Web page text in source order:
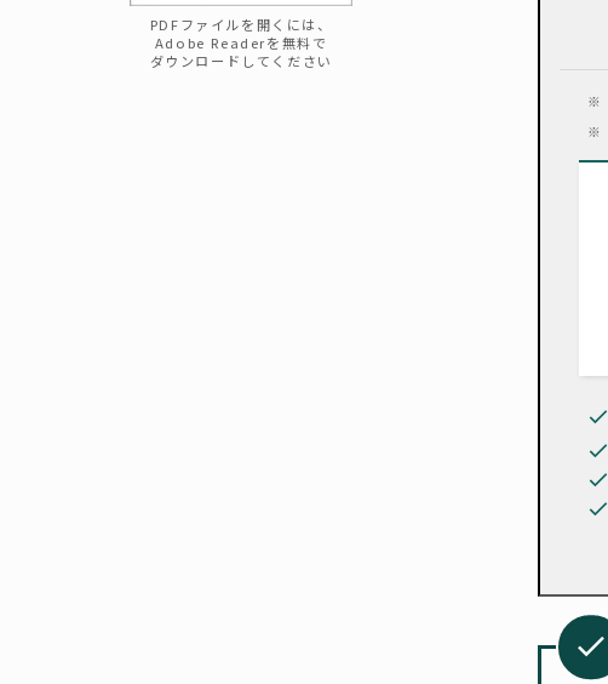
PDFファイルを開くには、
Adobe Readerを無料で
ダウンロードしてください